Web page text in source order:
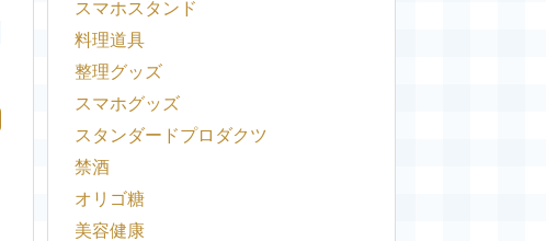
スマホスタンド
料理道具
整理グッズ
スマホグッズ
スタンダードプロダクツ
禁酒
オリゴ糖
美容健康